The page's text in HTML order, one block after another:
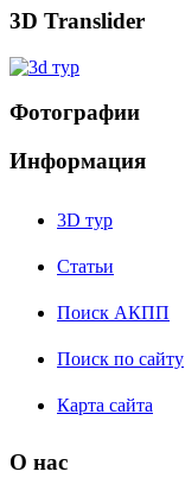
3D Translider
Фотографии
Информация
3D тур
Статьи
Поиск АКПП
Поиск по сайту
Карта сайта
О нас